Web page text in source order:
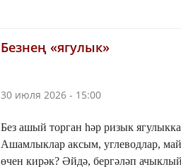
Безнең «ягулык»
30 июля 2026 - 15:00
Без ашый торган һәр ризык
Ашамлыклар аксым, углеводлар,
өчен кирәк? Әйдә, бергәләп